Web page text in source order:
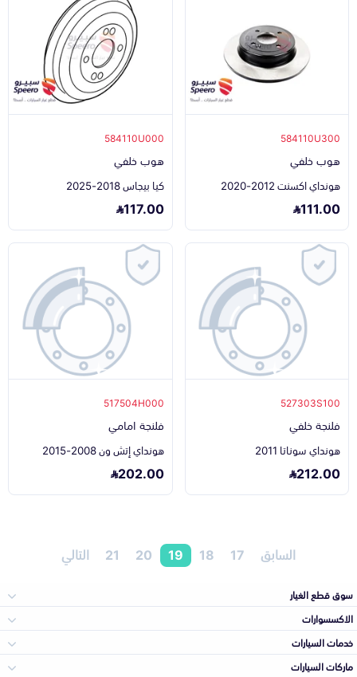
584110U300
هوب خلفي
هونداي اكسنت 2012-2020
111.00
584110U000
هوب خلفي
كيا بيجاس 2018-2025
117.00
527303S100
فلنجة خلفي
هونداي سوناتا 2011
212.00
517504H000
فلنجة امامي
هونداي إتش ون 2008-2015
202.00
السابق 17
18
19
20
21 التالي
سوق قطع الغيار
الصدامات و الشبوك
الاكسسوارات
خدمات السيارات
ماركات السيارات